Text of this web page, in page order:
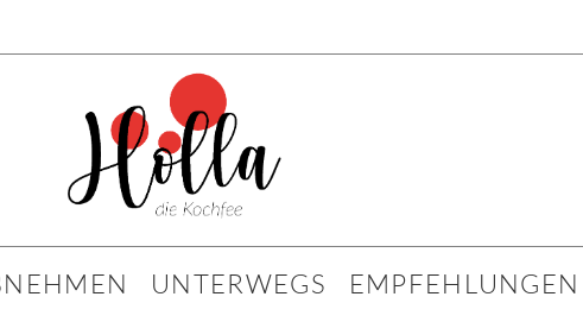
UNTERWEGS EMPFEHLUNGEN